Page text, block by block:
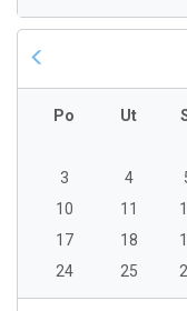
Po Ut
3
4
10
11
17
18
24
25